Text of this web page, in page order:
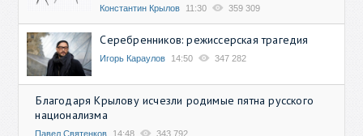
Константин Крылов 11:30 359 309
Серебренников: режиссерская трагедия
Игорь Караулов 14:50 347 282
Благодаря Крылову исчезли родимые пятна русского
национализма
Павел Святенков 14:48 343 792